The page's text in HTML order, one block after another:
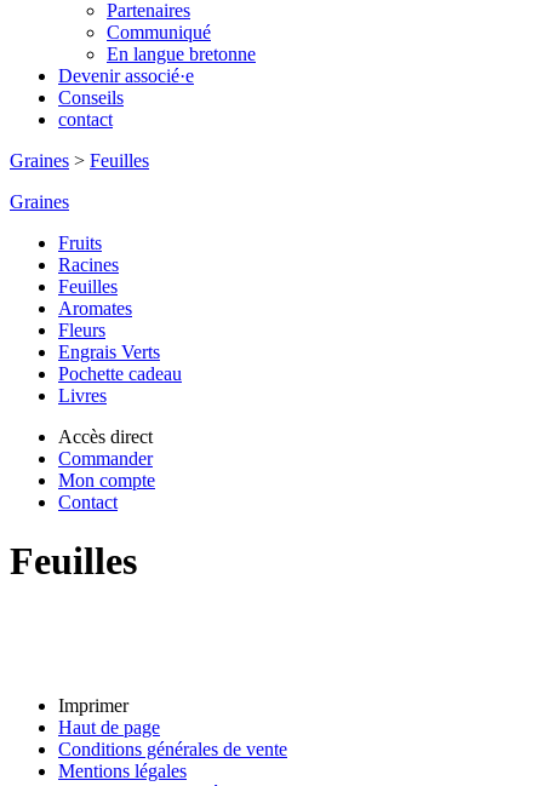
Partenaires
Communiqué
En langue bretonne
Devenir associé·e
Conseils
contact
Graines > Feuilles
Graines
Fruits
Racines
Feuilles
Aromates
Fleurs
Engrais Verts
Pochette cadeau
Livres
Accès direct
Commander
Mon compte
Contact
Feuilles
Imprimer
Haut de page
Conditions générales de vente
Mentions légales